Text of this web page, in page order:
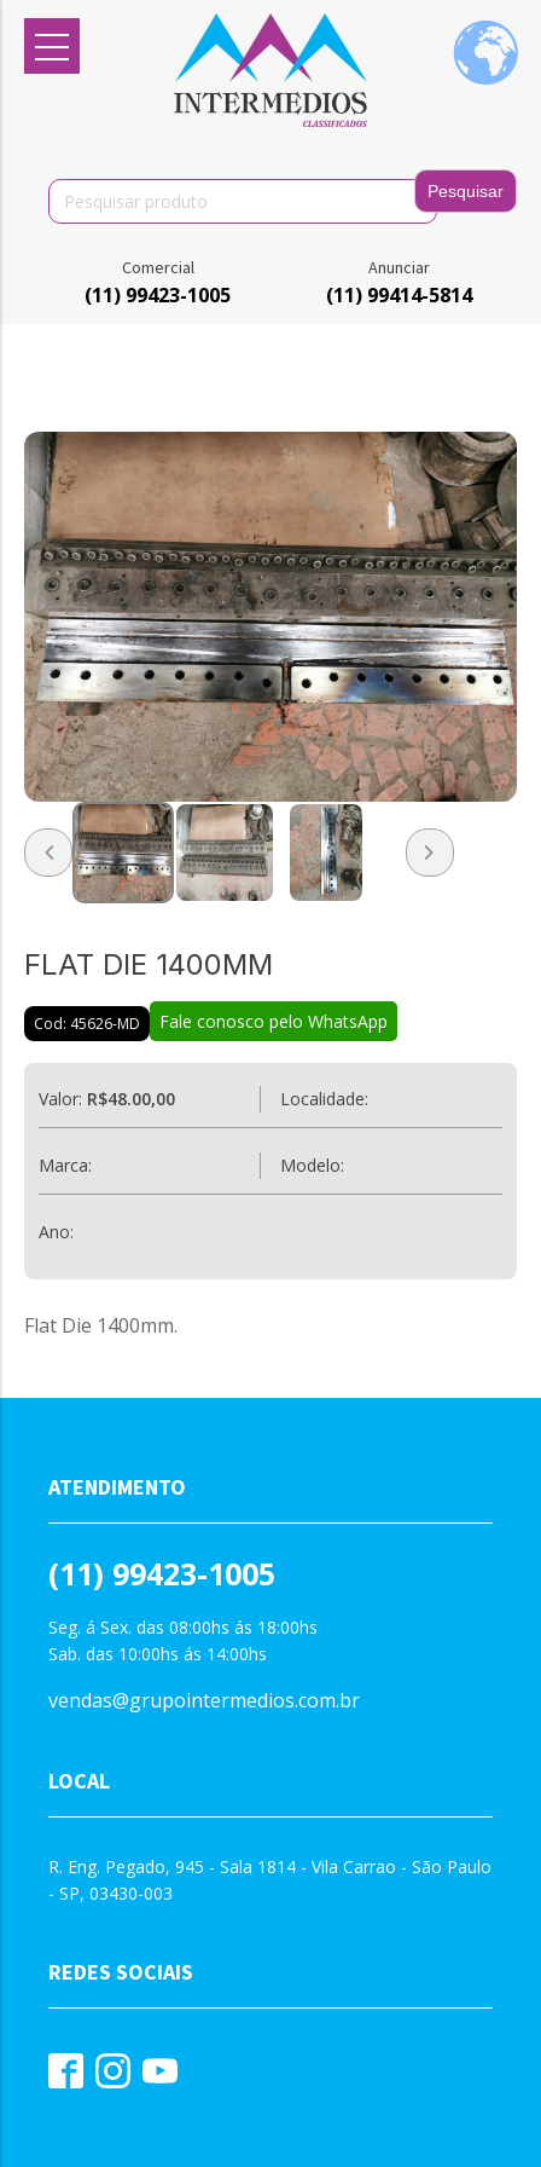
Search
for:
Comercial
(11) 99423-1005
Anunciar
(11) 99414-5814
FLAT DIE 1400MM
Cod: 45626-MD Fale conosco pelo WhatsApp
Valor: R$48.00,00 Localidade:
Marca: Modelo:
Ano:
Flat Die 1400mm.
ATENDIMENTO
(11) 99423-1005
Seg. á Sex. das 08:00hs ás 18:00hs
Sab. das 10:00hs ás 14:00hs
vendas@grupointermedios.com.br
LOCAL
R. Eng. Pegado, 945 - Sala 1814 - Vila Carrao - São Paulo
- SP, 03430-003
REDES SOCIAIS